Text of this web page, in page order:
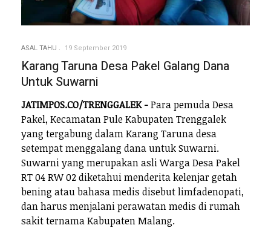
ASAL TAHU 19 September 2019
Karang Taruna Desa Pakel Galang Dana
Untuk Suwarni
JATIMPOS.CO/TRENGGALEK -Para pemuda Desa
Pakel, Kecamatan Pule Kabupaten Trenggalek
yang tergabung dalam Karang Taruna desa
setempat menggalang dana untuk Suwarni.
Suwarni yang merupakan asli Warga Desa Pakel
RT 04 RW 02 diketahui menderita kelenjar getah
bening atau bahasa medis disebut limfadenopati,
dan harus menjalani perawatan medis di rumah
sakit ternama Kabupaten Malang.